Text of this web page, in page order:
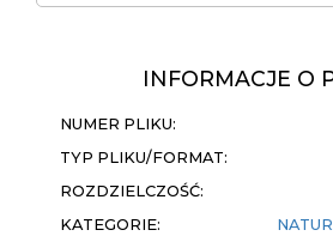
INFORMACJE O
NUMER PLIKU:
TYP PLIKU/FORMAT:
ROZDZIELCZOŚĆ:
KATEGORIE: